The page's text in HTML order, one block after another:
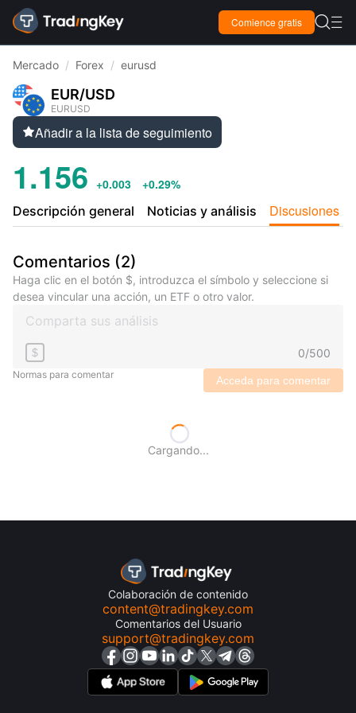
Comience gratis  
Mercado / Forex / eurusd
EUR/USD
EURUSD
Añadir a la lista de seguimiento
1.156 +0.003
+0.29%
Descripción general
Noticias y análisis Discusiones
Comentarios (2)
Haga clic en el botón $, introduzca el símbolo y seleccione si
desea vincular una acción, un ETF o otro valor.
$ 0/500
Normas para comentar Acceda para comentar
Cargando...
Colaboración de contenido
content@tradingkey.com
Comentarios del Usuario
support@tradingkey.com